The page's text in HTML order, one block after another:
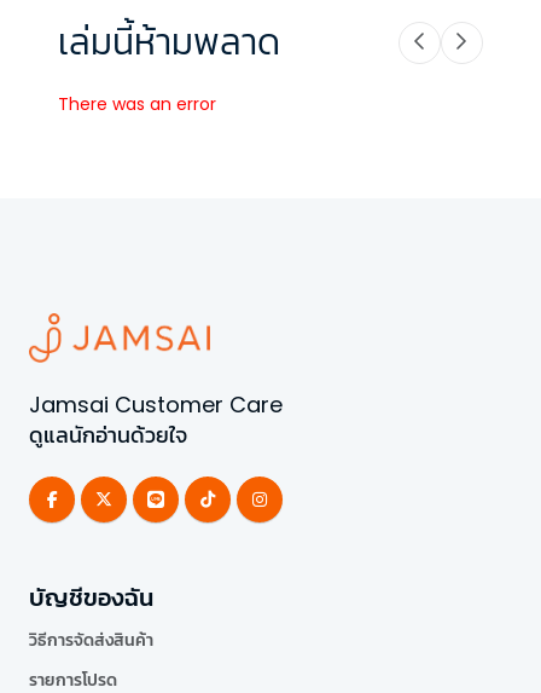
เล่มนี้ห้ามพลาด
There was an error
Jamsai Customer Care
ดูแลนักอ่านด้วยใจ
บัญชีของฉัน
วิธีการจัดส่งสินค้า
รายการโปรด